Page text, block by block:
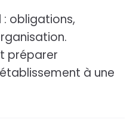
: obligations,
préparer
à une